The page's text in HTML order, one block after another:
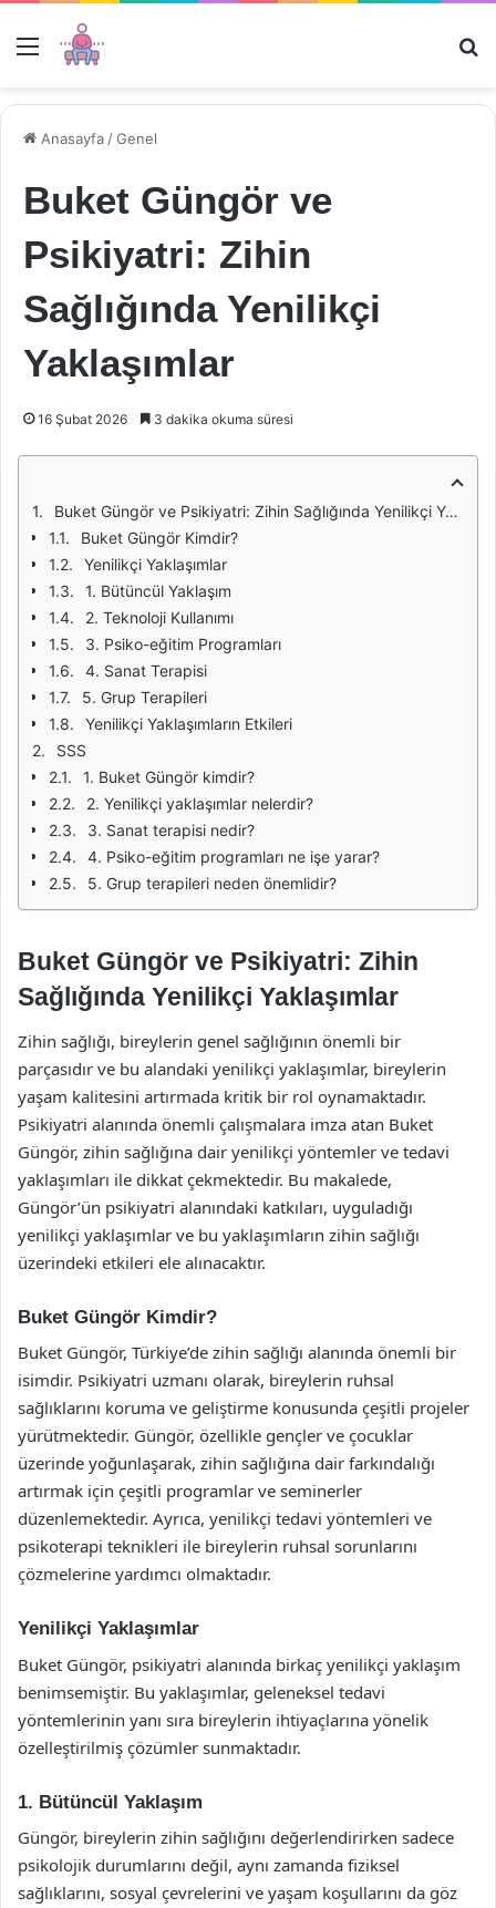
Menü
Anasayfa /Genel
Buket Güngör ve
Psikiyatri: Zihin
Sağlığında Yenilikçi
Yaklaşımlar
16 Şubat 2026 3 dakika okuma süresi
Buket Güngör ve Psikiyatri: Zihin Sağlığında Yenilikçi Yaklaşımlar
Buket Güngör Kimdir?
Yenilikçi Yaklaşımlar
1. Bütüncül Yaklaşım
2. Teknoloji Kullanımı
3. Psiko-eğitim Programları
4. Sanat Terapisi
5. Grup Terapileri
Yenilikçi Yaklaşımların Etkileri
SSS
1. Buket Güngör kimdir?
2. Yenilikçi yaklaşımlar nelerdir?
3. Sanat terapisi nedir?
4. Psiko-eğitim programları ne işe yarar?
5. Grup terapileri neden önemlidir?
Buket Güngör ve Psikiyatri: Zihin
Sağlığında Yenilikçi Yaklaşımlar
Zihin sağlığı, bireylerin genel sağlığının önemli bir
parçasıdır ve bu alandaki yenilikçi yaklaşımlar, bireylerin
yaşam kalitesini artırmada kritik bir rol oynamaktadır.
Psikiyatri alanında önemli çalışmalara imza atan Buket
Güngör, zihin sağlığına dair yenilikçi yöntemler ve tedavi
yaklaşımları ile dikkat çekmektedir. Bu makalede,
Güngör’ün psikiyatri alanındaki katkıları, uyguladığı
yenilikçi yaklaşımlar ve bu yaklaşımların zihin sağlığı
üzerindeki etkileri ele alınacaktır.
Buket Güngör Kimdir?
Buket Güngör, Türkiye’de zihin sağlığı alanında önemli bir
isimdir. Psikiyatri uzmanı olarak, bireylerin ruhsal
sağlıklarını koruma ve geliştirme konusunda çeşitli projeler
yürütmektedir. Güngör, özellikle gençler ve çocuklar
üzerinde yoğunlaşarak, zihin sağlığına dair farkındalığı
artırmak için çeşitli programlar ve seminerler
düzenlemektedir. Ayrıca, yenilikçi tedavi yöntemleri ve
psikoterapi teknikleri ile bireylerin ruhsal sorunlarını
çözmelerine yardımcı olmaktadır.
Yenilikçi Yaklaşımlar
Buket Güngör, psikiyatri alanında birkaç yenilikçi yaklaşım
benimsemiştir. Bu yaklaşımlar, geleneksel tedavi
yöntemlerinin yanı sıra bireylerin ihtiyaçlarına yönelik
özelleştirilmiş çözümler sunmaktadır.
1. Bütüncül Yaklaşım
Güngör, bireylerin zihin sağlığını değerlendirirken sadece
psikolojik durumlarını değil, aynı zamanda fiziksel
sağlıklarını, sosyal çevrelerini ve yaşam koşullarını da göz